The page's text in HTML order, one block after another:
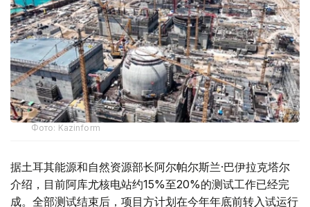
Фото: Kazinform
据土耳其能源和自然资源部长阿尔帕尔斯兰·巴伊拉克塔尔
介绍，目前阿库尤核电站约15%至20%的测试工作已经完
成。全部测试结束后，项目方计划在今年年底前转入试运行